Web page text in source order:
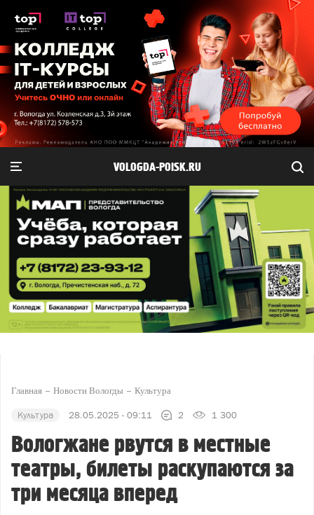
VOLOGDA-POISK.RU
Главная Новости Вологды Культура
Культура 28.05.2025 - 09:11 2 1 300
Вологжане рвутся в местные
театры, билеты раскупаются за
три месяца вперед